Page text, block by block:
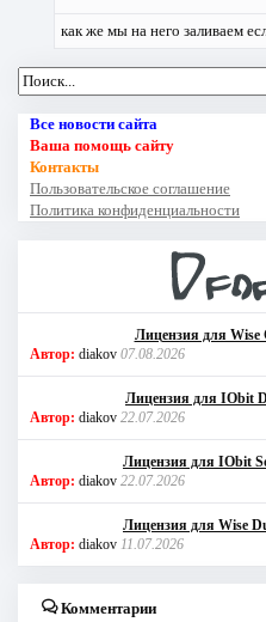
как же мы на него заливаем
Все новости сайта
Ваша помощь сайту
Контакты
Пользовательское соглашение
Политика конфиденциальности
Лицензия для Wise
Автор: diakov 07.08.2026
Лицензия для IObit
Автор: diakov 22.07.2026
Лицензия для IObit
Автор: diakov 22.07.2026
Лицензия для Wise
Автор: diakov 11.07.2026
Комментарии